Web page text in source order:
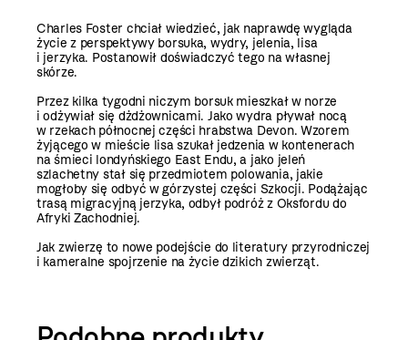
Charles Foster chciał wiedzieć, jak naprawdę wygląda
życie z perspektywy borsuka, wydry, jelenia, lisa
i jerzyka. Postanowił doświadczyć tego na własnej
skórze.
Przez kilka tygodni niczym borsuk mieszkał w norze
i odżywiał się dżdżownicami. Jako wydra pływał nocą
w rzekach północnej części hrabstwa Devon. Wzorem
żyjącego w mieście lisa szukał jedzenia w kontenerach
na śmieci londyńskiego East Endu, a jako jeleń
szlachetny stał się przedmiotem polowania, jakie
mogłoby się odbyć w górzystej części Szkocji. Podążając
trasą migracyjną jerzyka, odbył podróż z Oksfordu do
Afryki Zachodniej.
Jak zwierzę to nowe podejście do literatury przyrodniczej
i kameralne spojrzenie na życie dzikich zwierząt.